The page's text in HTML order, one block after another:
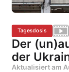
Tagesdosis
Der
der
Aktualisiert am